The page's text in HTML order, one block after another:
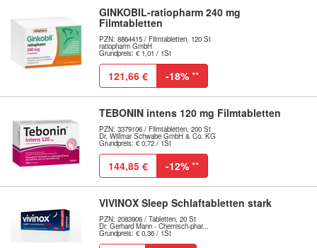
GINKOBIL-ratiopharm 240 mg
Filmtabletten
PZN: 8864415 / Filmtabletten, 120 St
ratiopharm GmbH
Grundpreis: € 1,01 / 1St
121,66 € -18% **
TEBONIN intens 120 mg Filmtabletten
PZN: 3379106 / Filmtabletten, 200 St
Dr. Willmar Schwabe GmbH & Co. KG
Grundpreis: € 0,72 / 1St
144,85 € -12% **
VIVINOX Sleep Schlaftabletten stark
PZN: 2083906 / Tabletten, 20 St
Dr. Gerhard Mann - Chemisch-phar...
Grundpreis: € 0,36 / 1St